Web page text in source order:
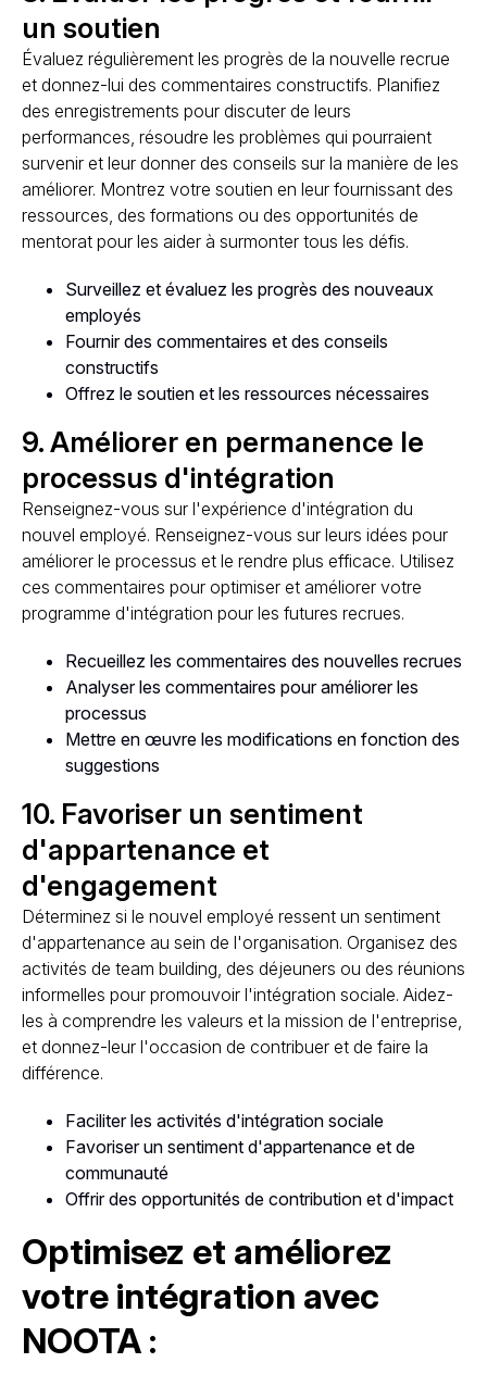
un soutien
Évaluez régulièrement les progrès de la nouvelle recrue
et donnez-lui des commentaires constructifs. Planifiez
des enregistrements pour discuter de leurs
performances, résoudre les problèmes qui pourraient
survenir et leur donner des conseils sur la manière de les
améliorer. Montrez votre soutien en leur fournissant des
ressources, des formations ou des opportunités de
mentorat pour les aider à surmonter tous les défis.
Surveillez et évaluez les progrès des nouveaux
employés
Fournir des commentaires et des conseils
constructifs
Offrez le soutien et les ressources nécessaires
9. Améliorer en permanence le
processus d'intégration
Renseignez-vous sur l'expérience d'intégration du
nouvel employé. Renseignez-vous sur leurs idées pour
améliorer le processus et le rendre plus efficace. Utilisez
ces commentaires pour optimiser et améliorer votre
programme d'intégration pour les futures recrues.
Recueillez les commentaires des nouvelles recrues
Analyser les commentaires pour améliorer les
processus
Mettre en œuvre les modifications en fonction des
suggestions
10. Favoriser un sentiment
d'appartenance et
d'engagement
Déterminez si le nouvel employé ressent un sentiment
d'appartenance au sein de l'organisation. Organisez des
activités de team building, des déjeuners ou des réunions
informelles pour promouvoir l'intégration sociale. Aidez-
les à comprendre les valeurs et la mission de l'entreprise,
et donnez-leur l'occasion de contribuer et de faire la
différence.
Faciliter les activités d'intégration sociale
Favoriser un sentiment d'appartenance et de
communauté
Offrir des opportunités de contribution et d'impact
Optimisez et améliorez
votre intégration avec
NOOTA :